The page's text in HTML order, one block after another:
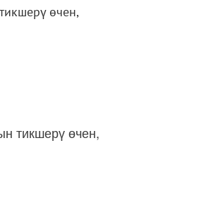
өчен,
тикшерү өчен,